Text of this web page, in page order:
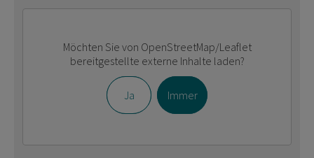
Möchten Sie von OpenStreetMap/Leaflet
bereitgestellte externe Inhalte laden?
Ja Immer